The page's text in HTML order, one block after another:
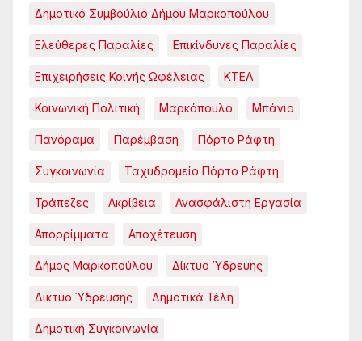
Δημοτικό Συμβούλιο Δήμου Μαρκοπούλου
Ελεύθερες Παραλίες Επικίνδυνες Παραλίες
Επιχειρήσεις Κοινής Ωφέλειας ΚΤΕΛ
Κοινωνική Πολιτική Μαρκόπουλο Μπάνιο
Πανόραμα Παρέμβαση Πόρτο Ράφτη
Συγκοινωνία Ταχυδρομείο Πόρτο Ράφτη
Τράπεζες Ακρίβεια Ανασφάλιστη Εργασία
Απορρίμματα Αποχέτευση
Δήμος Μαρκοπούλου Δίκτυο Ύδρευης
Δίκτυο Ύδρευσης Δημοτικά Τέλη
Δημοτική Συγκοινωνία